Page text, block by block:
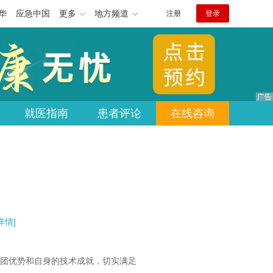
应急中国 更多 地方频道 注册 登录
就医指南 患者评论 在线咨询
情]
优势和自身的技术成就，切实满足